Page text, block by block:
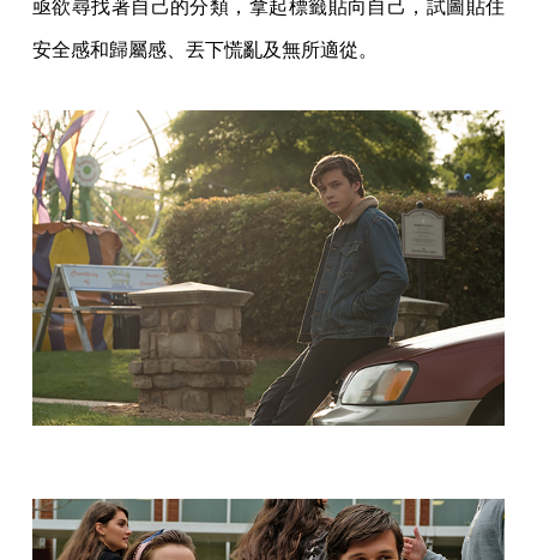
亟欲尋找著自己的分類，拿起標籤貼向自己，試圖貼住
安全感和歸屬感、丟下慌亂及無所適從。